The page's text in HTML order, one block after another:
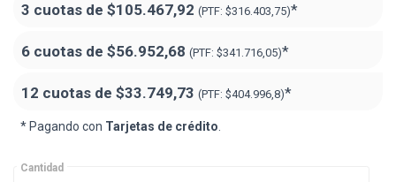
3 cuotas de $105.467,92 (PTF: $316.403,75)*
6 cuotas de $56.952,68 (PTF: $341.716,05)*
12 cuotas de $33.749,73 (PTF: $404.996,8)*
* Pagando con Tarjetas de crédito.
Cantidad